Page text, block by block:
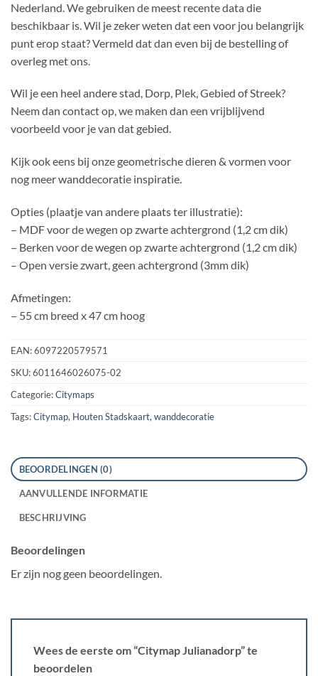
Nederland. We gebruiken de meest recente data die
beschikbaar is. Wil je zeker weten dat een voor jou belangrijk
punt erop staat? Vermeld dat dan even bij de bestelling of
overleg met ons.
Wil je een heel andere stad, Dorp, Plek, Gebied of Streek?
Neem dan contact op, we maken dan een vrijblijvend
voorbeeld voor je van dat gebied.
Kijk ook eens bij onze geometrische dieren & vormen voor
nog meer wanddecoratie inspiratie.
Opties (plaatje van andere plaats ter illustratie):
– MDF voor de wegen op zwarte achtergrond (1,2 cm dik)
– Berken voor de wegen op zwarte achtergrond (1,2 cm dik)
– Open versie zwart, geen achtergrond (3mm dik)
Afmetingen:
– 55 cm breed x 47 cm hoog
EAN:6097220579571
SKU:6011646026075-02
Categorie:Citymaps
Tags:Citymap, Houten Stadskaart, wanddecoratie
BEOORDELINGEN (0)
AANVULLENDE INFORMATIE
BESCHRIJVING
Beoordelingen
Er zijn nog geen beoordelingen.
Wees de eerste om “Citymap Julianadorp” te
beoordelen